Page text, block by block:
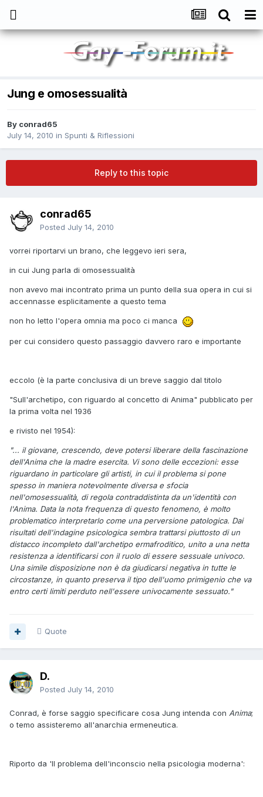
Jung e omosessualità
By conrad65
July 14, 2010 in Spunti & Riflessioni
Reply to this topic
conrad65
Posted July 14, 2010
vorrei riportarvi un brano, che leggevo ieri sera,
in cui Jung parla di omosessualità
non avevo mai incontrato prima un punto della sua opera in cui si
accennasse esplicitamente a questo tema
non ho letto l'opera omnia ma poco ci manca
per cui considero questo passaggio davvero raro e importante
eccolo (è la parte conclusiva di un breve saggio dal titolo
"Sull'archetipo, con riguardo al concetto di Anima" pubblicato per
la prima volta nel 1936
e rivisto nel 1954):
"... il giovane, crescendo, deve potersi liberare della fascinazione
dell'Anima che la madre esercita. Vi sono delle eccezioni: esse
riguardano in particolare gli artisti, in cui il problema si pone
spesso in maniera notevolmente diversa e sfocia
nell'omosessualità, di regola contraddistinta da un'identità con
l'Anima. Data la nota frequenza di questo fenomeno, è molto
problematico interpretarlo come una perversione patologica. Dai
risultati dell'indagine psicologica sembra trattarsi piuttosto di un
distacco incompleto dall'archetipo ermafroditico, unito a una netta
resistenza a identificarsi con il ruolo di essere sessuale univoco.
Una simile disposizione non è da giudicarsi negativa in tutte le
circostanze, in quanto preserva il tipo dell'uomo primigenio che va
entro certi limiti perduto nell'essere univocamente sessuato."
Quote
D.
Posted July 14, 2010
Conrad, è forse saggio specificare cosa Jung intenda con Anima;
o temo assisteremo all'anarchia ermeneutica.
Riporto da 'Il problema dell'inconscio nella psicologia moderna':